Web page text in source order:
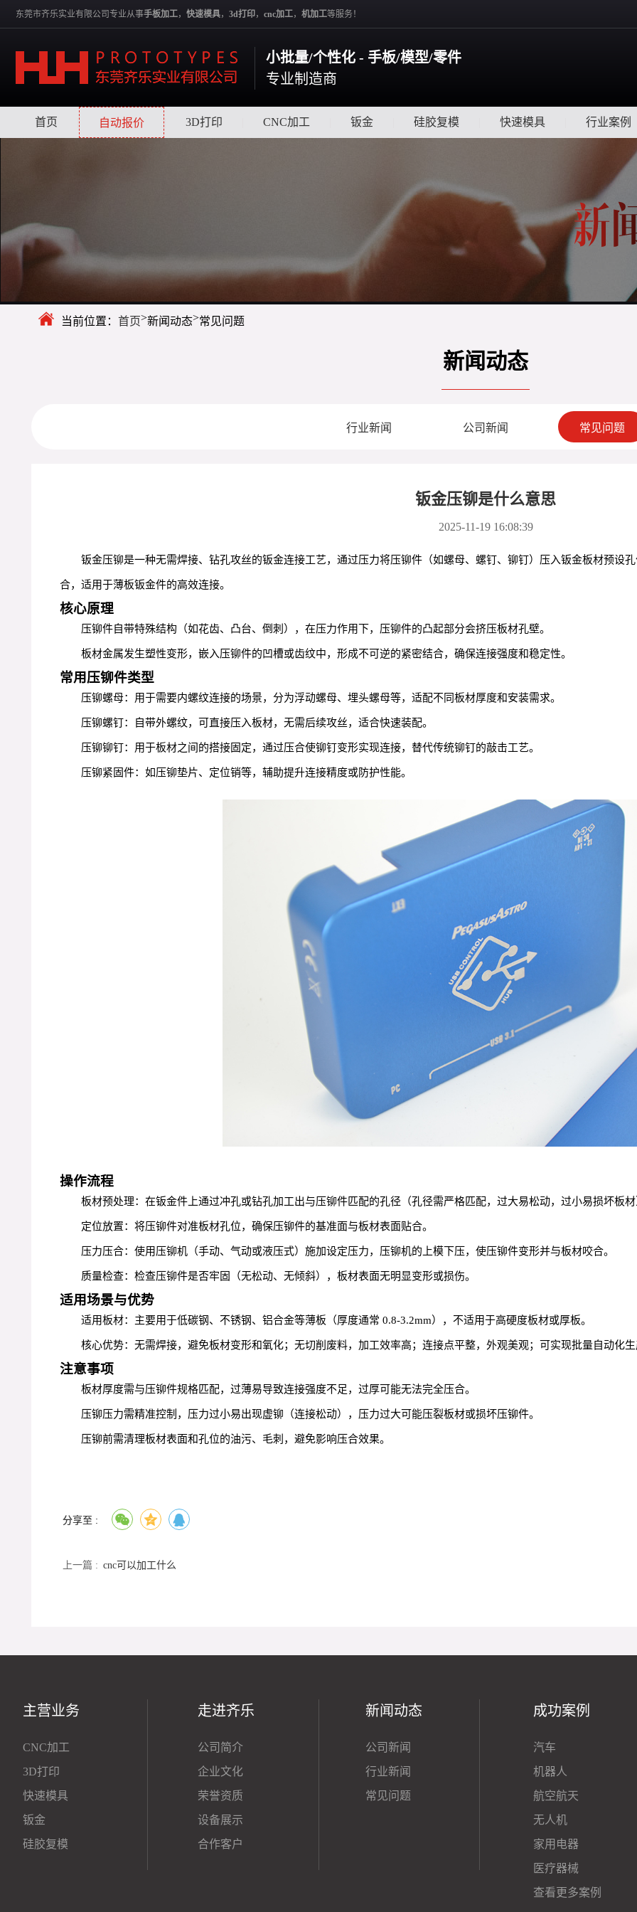
东莞市齐乐实业有限公司专业从事手板加工， 快速模具， 3d打印， cnc加工， 机加工等服务！
小批量/个性化 - 手板/模型/零件
专业制造商
首页 自动报价 3D打印 CNC加工 钣金 硅胶复模 快速模具 行业案例
当前位置： 首页>新闻动态>常见问题
新闻动态
行业新闻 公司新闻 常见问题
钣金压铆是什么意思
2025-11-19 16:08:39
钣金压铆是一种无需焊接、钻孔攻丝的钣金连接工艺，通过压力将压铆件（如螺母、螺钉、铆钉）压入钣金板材预设
合，适用于薄板钣金件的高效连接。
核心原理
压铆件自带特殊结构（如花齿、凸台、倒刺），在压力作用下，压铆件的凸起部分会挤压板材孔壁。
板材金属发生塑性变形，嵌入压铆件的凹槽或齿纹中，形成不可逆的紧密结合，确保连接强度和稳定性。
常用压铆件类型
压铆螺母：用于需要内螺纹连接的场景，分为浮动螺母、埋头螺母等，适配不同板材厚度和安装需求。
压铆螺钉：自带外螺纹，可直接压入板材，无需后续攻丝，适合快速装配。
压铆铆钉：用于板材之间的搭接固定，通过压合使铆钉变形实现连接，替代传统铆钉的敲击工艺。
压铆紧固件：如压铆垫片、定位销等，辅助提升连接精度或防护性能。
操作流程
板材预处理：在钣金件上通过冲孔或钻孔加工出与压铆件匹配的孔径（孔径需严格匹配，过大易松动，过小易损坏板
定位放置：将压铆件对准板材孔位，确保压铆件的基准面与板材表面贴合。
压力压合：使用压铆机（手动、气动或液压式）施加设定压力，压铆机的上模下压，使压铆件变形并与板材咬合。
质量检查：检查压铆件是否牢固（无松动、无倾斜），板材表面无明显变形或损伤。
适用场景与优势
适用板材：主要用于低碳钢、不锈钢、铝合金等薄板（厚度通常 0.8-3.2mm），不适用于高硬度板材或厚板。
核心优势：无需焊接，避免板材变形和氧化；无切削废料，加工效率高；连接点平整，外观美观；可实现批量自动化
注意事项
板材厚度需与压铆件规格匹配，过薄易导致连接强度不足，过厚可能无法完全压合。
压铆压力需精准控制，压力过小易出现虚铆（连接松动），压力过大可能压裂板材或损坏压铆件。
压铆前需清理板材表面和孔位的油污、毛刺，避免影响压合效果。
分享至 :
上一篇 : cnc可以加工什么
主营业务
CNC加工
3D打印
快速模具
钣金
硅胶复模
走进齐乐
公司简介
企业文化
荣誉资质
设备展示
合作客户
新闻动态
公司新闻
行业新闻
常见问题
成功案例
汽车
机器人
航空航天
无人机
家用电器
医疗器械
查看更多案例